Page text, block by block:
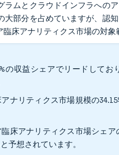
ムとクラウドインフラへの
部分を占めていますが、認
床アナリティクス市場の対象
の収益シェアでリードしてお
ナリティクス市場規模の
床アナリティクス市場シェア
予想されています。